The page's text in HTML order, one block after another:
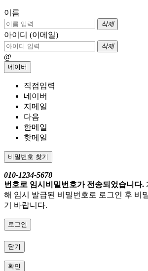
이름
삭제
아이디 (이메일)
삭제
@
네이버
직접입력
네이버
지메일
다음
한메일
핫메일
비밀번호 찾기
010-1234-5678
번호로 임시비밀번호가 전송되었습니다.
해 임시 발급된 비밀번호로 로그인 후 비
기 바랍니다.
로그인
닫기
확인